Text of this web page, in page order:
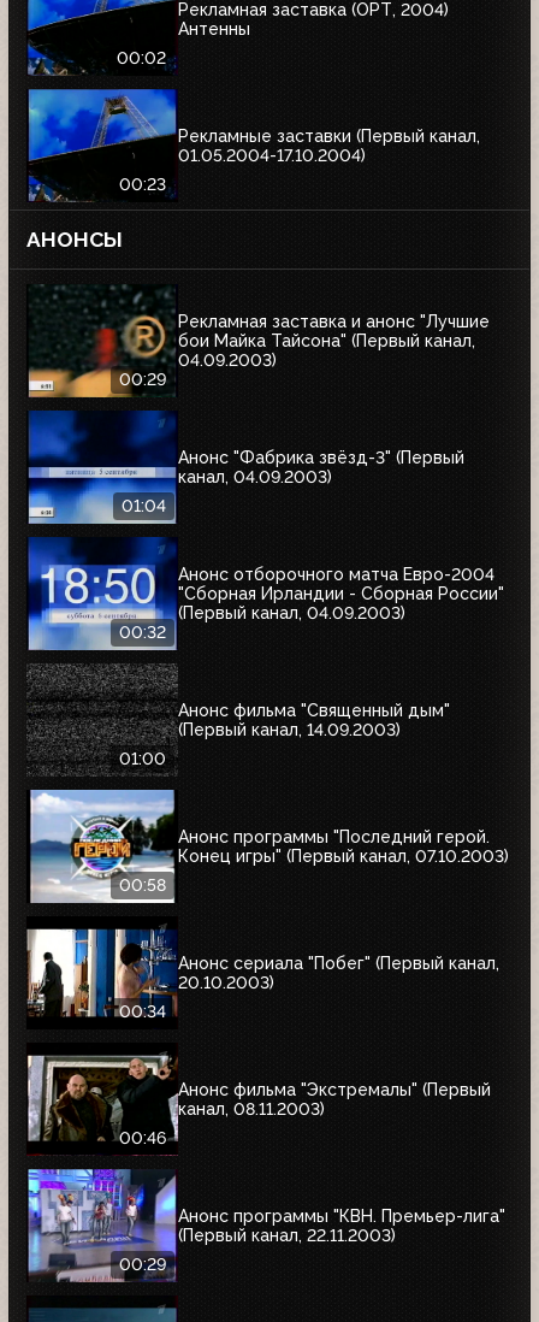
00:02
Рекламная заставка (ОРТ, 2004)
Антенны
00:23
Рекламные заставки (Первый канал,
01.05.2004-17.10.2004)
АНОНСЫ
00:29
Рекламная заставка и анонс "Лучшие
бои Майка Тайсона" (Первый канал,
04.09.2003)
01:04
Анонс "Фабрика звёзд-3" (Первый
канал, 04.09.2003)
00:32
Анонс отборочного матча Евро-2004
"Сборная Ирландии - Сборная России"
(Первый канал, 04.09.2003)
01:00
Анонс фильма "Священный дым"
(Первый канал, 14.09.2003)
00:58
Анонс программы "Последний герой.
Конец игры" (Первый канал, 07.10.2003)
00:34
Анонс сериала "Побег" (Первый канал,
20.10.2003)
00:46
Анонс фильма "Экстремалы" (Первый
канал, 08.11.2003)
00:29
Анонс программы "КВН. Премьер-лига"
(Первый канал, 22.11.2003)